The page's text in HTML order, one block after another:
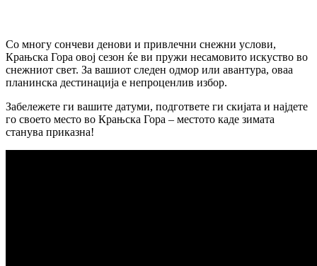
Со многу сончеви денови и привлечни снежни услови,
Крањска Гора овој сезон ќе ви пружи несамовито искуство во
снежниот свет. За вашиот следен одмор или авантура, оваа
планинска дестинација е непроценлив избор.
Забележете ги вашите датуми, подгответе ги скијата и најдете
го своето место во Крањска Гора – местото каде зимата
станува приказна!